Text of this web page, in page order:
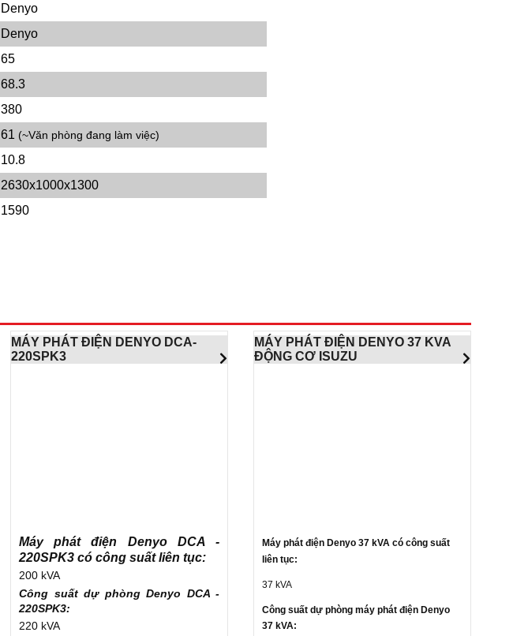
Denyo
Denyo
65
68.3
380
61 (~Văn phòng đang làm việc)
10.8
2630x1000x1300
1590
MÁY PHÁT ĐIỆN DENYO DCA-
220SPK3
Máy phát điện Denyo DCA -
220SPK3 có công suất liên tục:
200 kVA
Công suất dự phòng Denyo DCA -
220SPK3:
220 kVA
MÁY PHÁT ĐIỆN DENYO 37 KVA
ĐỘNG CƠ ISUZU
Máy phát điện Denyo 37 kVA có công suất
liên tục:
37 kVA
Công suất dự phòng máy phát điện Denyo
37 kVA: